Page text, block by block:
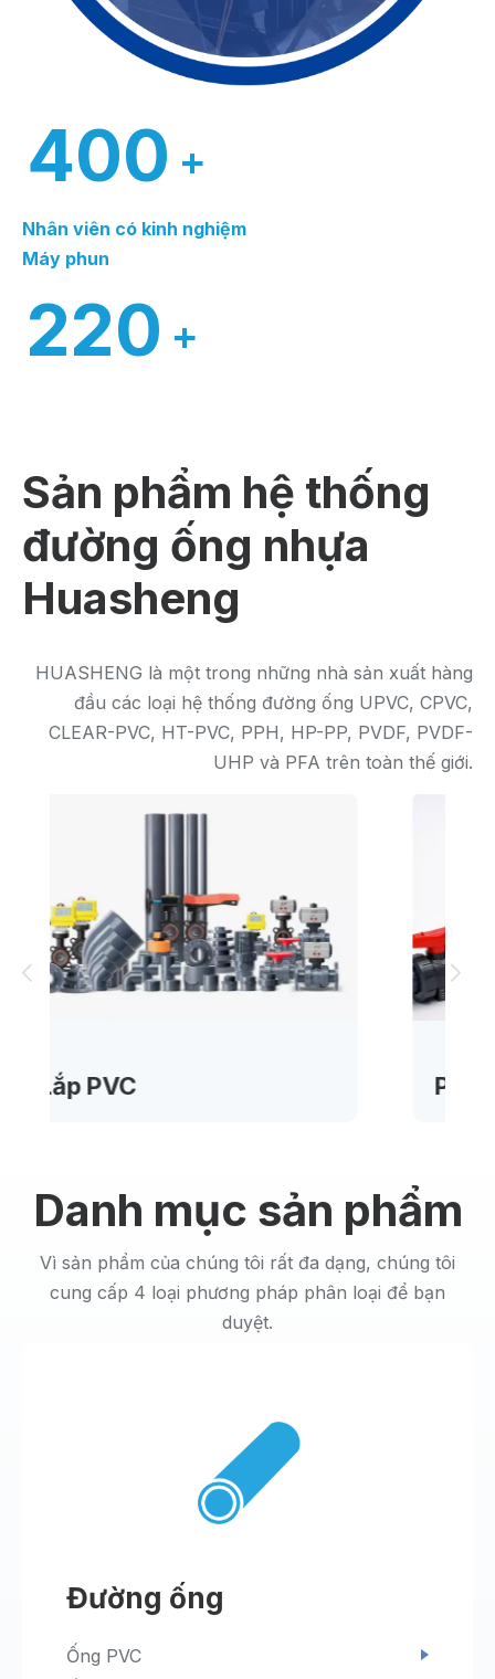
400 +
Nhân viên có kinh nghiệm
Máy phun
220 +
Sản phẩm hệ thống
đường ống nhựa
Huasheng
HUASHENG là một trong những nhà sản xuất hàng
đầu các loại hệ thống đường ống UPVC, CPVC,
CLEAR-PVC, HT-PVC, PPH, HP-PP, PVDF, PVDF-
UHP và PFA trên toàn thế giới.
PVC đã qua sử dụng
Danh mục sản phẩm
Vì sản phẩm của chúng tôi rất đa dạng, chúng tôi
cung cấp 4 loại phương pháp phân loại để bạn
duyệt.
Đường ống
Ống PVC